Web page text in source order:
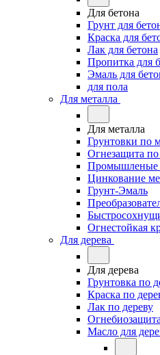
Для бетона
Грунт для
Краска для
Лак для бетона
Пропитка для
Эмаль для
для пола
Для металла
Для металла
Грунтовки по
Огнезащита по
Промышленые
Цинкование
Грунт-Эмаль
Огнестойкая
Для дерева
Для дерева
Грунтовка по
Краска по
Лак по дереву
Масло для